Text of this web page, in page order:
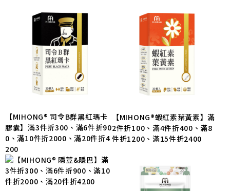
【MIHONG® 司令B群黑紅瑪卡
膠囊】滿3件折300、滿6件折90
0、滿10件折2000、滿20件折4
200
【MIHONG®蝦紅素葉黃素】滿
2件折100、滿4件折400、滿8
件折1200、滿15件折2400